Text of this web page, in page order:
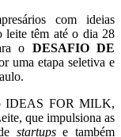
com ideias
leite têm até o dia 28
o DESAFIO DE
uma etapa seletiva e
IDEAS FOR MILK,
que impulsiona as
startupse também